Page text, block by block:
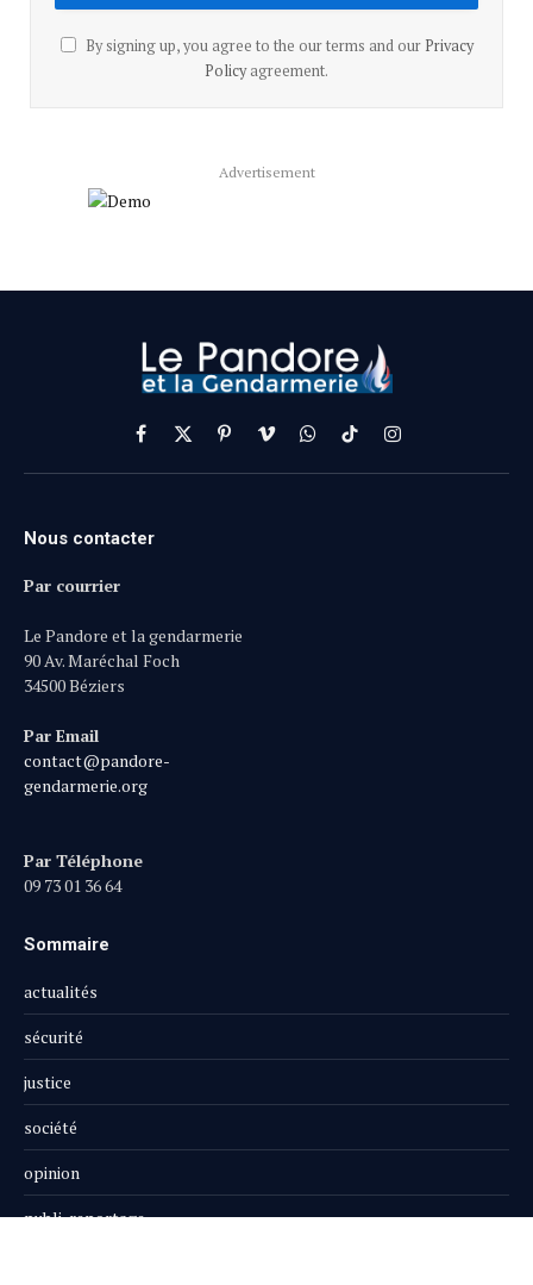
By signing up, you agree to the our terms and our Privacy
Policyagreement.
Advertisement
Facebook
X
(Twitter)
PinterestVimeoWhatsApp
TikTokInstagram
Nous contacter
Par courrier
Le Pandore et la gendarmerie
90 Av. Maréchal Foch
34500 Béziers
Par Email
contact@pandore-
gendarmerie.org
Par Téléphone
09 73 01 36 64
Sommaire
actualités
sécurité
justice
société
opinion
publi-reportage